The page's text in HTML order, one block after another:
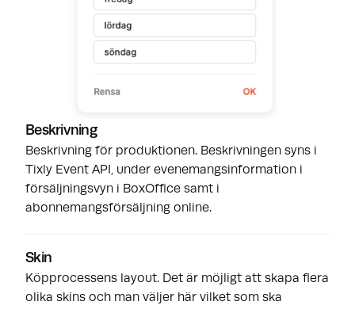
Beskrivning
Beskrivning för produktionen. Beskrivningen syns i
Tixly Event API, under evenemangsinformation i
försäljningsvyn i BoxOffice samt i
abonnemangsförsäljning online.
Skin
Köpprocessens layout. Det är möjligt att skapa flera
olika skins och man väljer här vilket som ska